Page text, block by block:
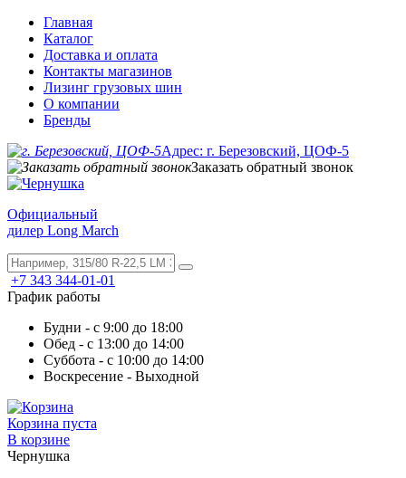
Главная
Каталог
Доставка и оплата
Контакты магазинов
Лизинг грузовых шин
О компании
Бренды
Адрес: г. Березовский, ЦОФ-5
Заказать обратный звонок
Официальный
дилер Long March
+7 343 344-01-01
График работы
Будни - с 9:00 до 18:00
Обед - с 13:00 до 14:00
Суббота - с 10:00 до 14:00
Воскресение - Выходной
Корзина пуста
В корзине
Чернушка